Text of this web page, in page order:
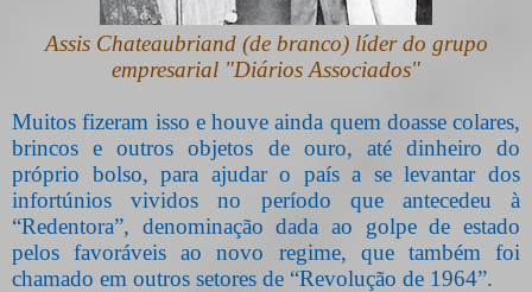
Assis Chateaubriand (de branco) líder do grupo
empresarial "Diários Associados"
Muitos fizeram isso e houve ainda quem doasse colares,
brincos e outros objetos de ouro, até dinheiro do
próprio bolso, para ajudar o país a se levantar dos
infortúnios vividos no período que antecedeu à
“Redentora”, denominação dada ao golpe de estado
pelos favoráveis ao novo regime, que também foi
chamado em outros setores de “Revolução de 1964”.